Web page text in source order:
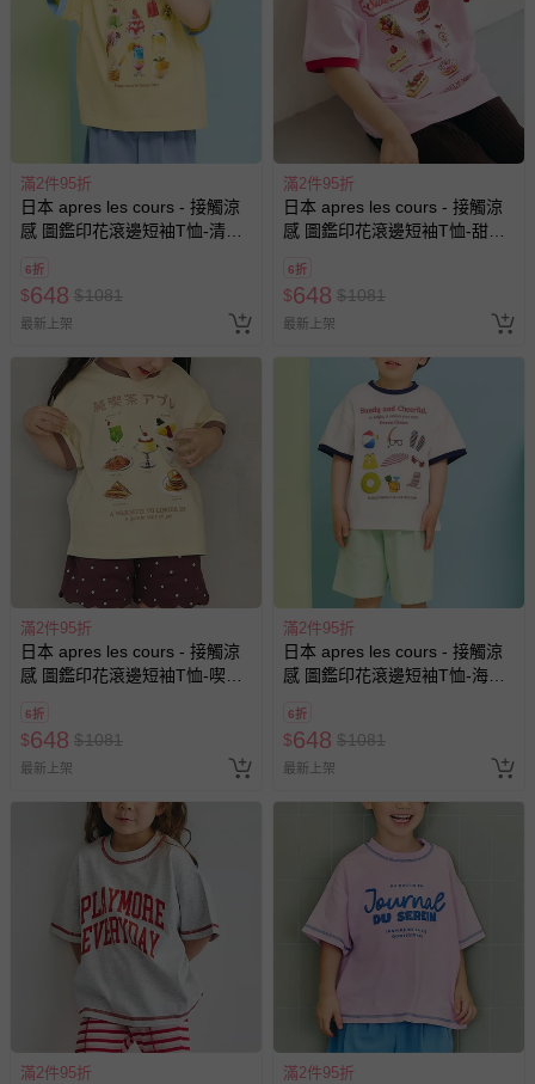
滿2件95折
日本 apres les cours - 接觸涼
感 圖鑑印花滾邊短袖T恤-清涼
6折
$648 $1081
最新上架
滿2件95折
日本 apres les cours - 接觸涼
感 圖鑑印花滾邊短袖T恤-甜美
6折
$648 $1081
最新上架
滿2件95折
日本 apres les cours - 接觸涼
感 圖鑑印花滾邊短袖T恤-喫茶
6折
$648 $1081
最新上架
滿2件95折
日本 apres les cours - 接觸涼
感 圖鑑印花滾邊短袖T恤-海邊
6折
$648 $1081
最新上架
滿2件95折 滿2件95折